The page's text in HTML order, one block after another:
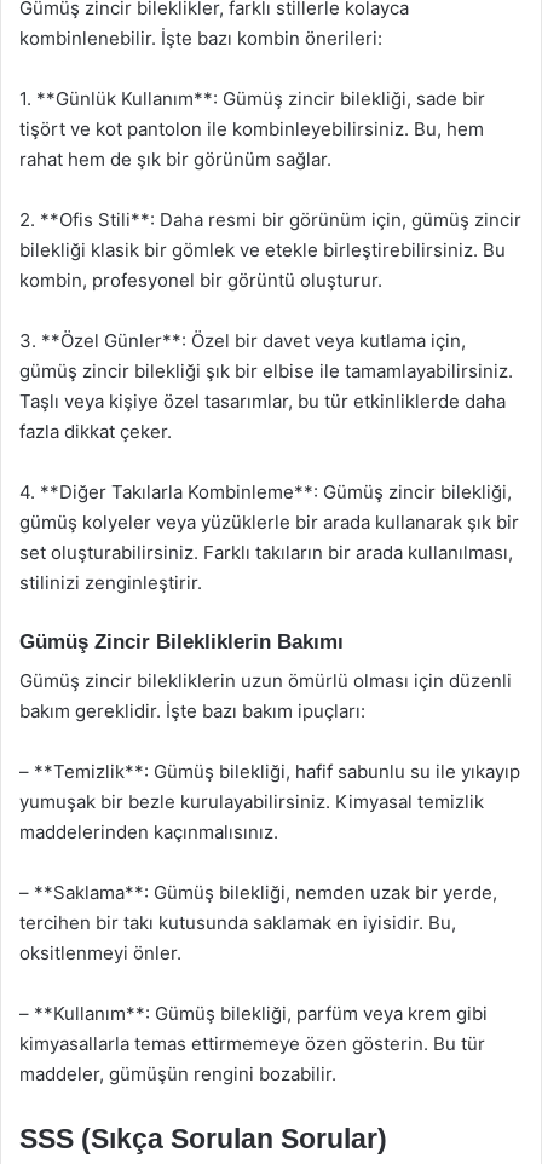
Gümüş zincir bileklikler, farklı stillerle kolayca
kombinlenebilir. İşte bazı kombin önerileri:
1. **Günlük Kullanım**: Gümüş zincir bilekliği, sade bir
tişört ve kot pantolon ile kombinleyebilirsiniz. Bu, hem
rahat hem de şık bir görünüm sağlar.
2. **Ofis Stili**: Daha resmi bir görünüm için, gümüş zincir
bilekliği klasik bir gömlek ve etekle birleştirebilirsiniz. Bu
kombin, profesyonel bir görüntü oluşturur.
3. **Özel Günler**: Özel bir davet veya kutlama için,
gümüş zincir bilekliği şık bir elbise ile tamamlayabilirsiniz.
Taşlı veya kişiye özel tasarımlar, bu tür etkinliklerde daha
fazla dikkat çeker.
4. **Diğer Takılarla Kombinleme**: Gümüş zincir bilekliği,
gümüş kolyeler veya yüzüklerle bir arada kullanarak şık bir
set oluşturabilirsiniz. Farklı takıların bir arada kullanılması,
stilinizi zenginleştirir.
Gümüş Zincir Bilekliklerin Bakımı
Gümüş zincir bilekliklerin uzun ömürlü olması için düzenli
bakım gereklidir. İşte bazı bakım ipuçları:
– **Temizlik**: Gümüş bilekliği, hafif sabunlu su ile yıkayıp
yumuşak bir bezle kurulayabilirsiniz. Kimyasal temizlik
maddelerinden kaçınmalısınız.
– **Saklama**: Gümüş bilekliği, nemden uzak bir yerde,
tercihen bir takı kutusunda saklamak en iyisidir. Bu,
oksitlenmeyi önler.
– **Kullanım**: Gümüş bilekliği, parfüm veya krem gibi
kimyasallarla temas ettirmemeye özen gösterin. Bu tür
maddeler, gümüşün rengini bozabilir.
SSS (Sıkça Sorulan Sorular)